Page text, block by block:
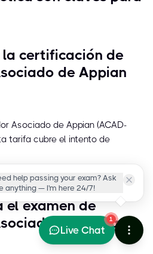
la certificación de
de Appian
Asociado de Appian (ACAD-
tarifa cubre el intento de
manera de
el examen de
de Appian
help passing your exam? Ask
anything — I'm here 24/7!
1
Live Chat